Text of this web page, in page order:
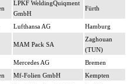
LPKF WeldingQuiqment
GmbH
Fürth
Lufthansa AG Hamburg
MAM Pack SA
Zaghouan
(TUN)
Mercedes AG
Bremen
Mf-Folien GmbH
Kempten